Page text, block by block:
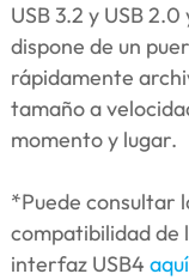
USB 3.2 y USB
dispone de un
rápidamente
tamaño a
momento y lugar.
*Puede consultar
compatibilidad de
interfaz USB4 aquí